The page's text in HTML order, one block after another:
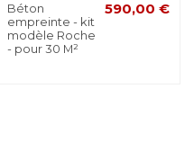
Béton
empreinte - kit
modèle Roche
- pour 30 M²
590,00 €